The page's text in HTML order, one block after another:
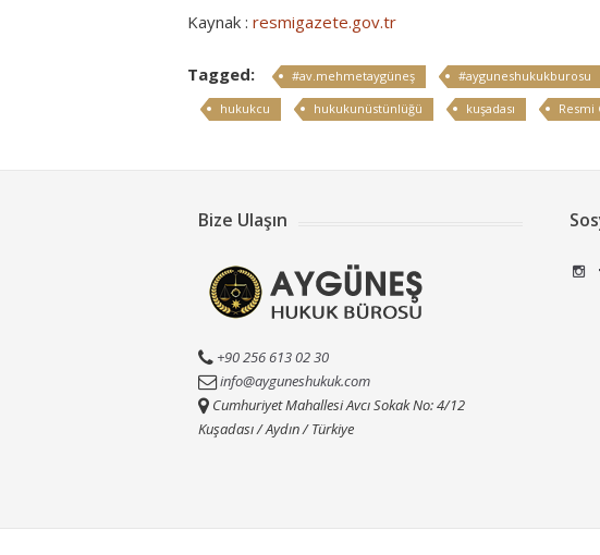
Kaynak : resmigazete.gov.tr
Tagged: #av.mehmetaygüneş #ayguneshukukburosu
hukukcu
hukukunüstünlüğü kuşadası Resmi
Bize Ulaşın
+90 256 613 02 30
info@ayguneshukuk.com
Cumhuriyet Mahallesi Avcı Sokak No: 4/12
Kuşadası / Aydın / Türkiye